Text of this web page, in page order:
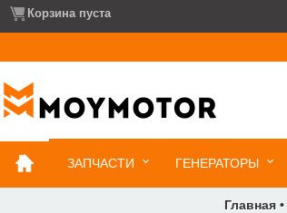
Корзина пуста
ЗАПЧАСТИ ГЕНЕРАТОРЫ
Главная •